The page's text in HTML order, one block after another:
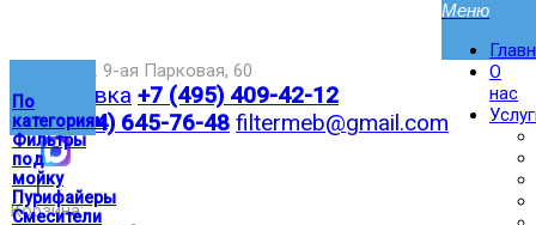
По
категориям
Фильтры
под
мойку
Пурифайеры
Смесители
Москва,ул. 9-ая Парковая, 60
Доставка +7 (495) 409-42-12
+7 (964) 645-76-48 filtermeb@gmail.com
|
Корзина:
О
нас